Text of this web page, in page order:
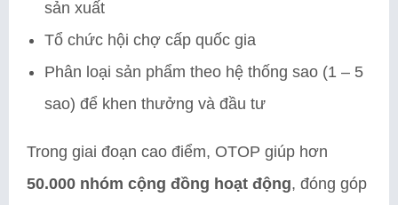
sản xuất
Tổ chức hội chợ cấp quốc gia
Phân loại sản phẩm theo hệ thống sao (1 – 5
sao) để khen thưởng và đầu tư
Trong giai đoạn cao điểm, OTOP giúp hơn
50.000 nhóm cộng đồng hoạt động, đóng góp